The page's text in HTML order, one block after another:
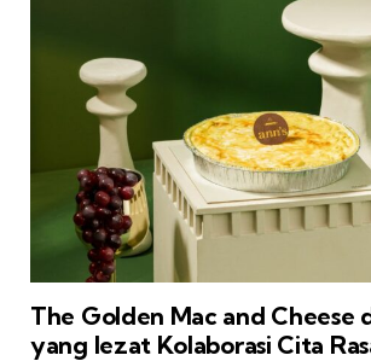
The Golden Mac and Cheese
yang lezat Kolaborasi Cita